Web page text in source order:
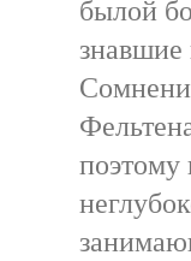
былой
поэтому